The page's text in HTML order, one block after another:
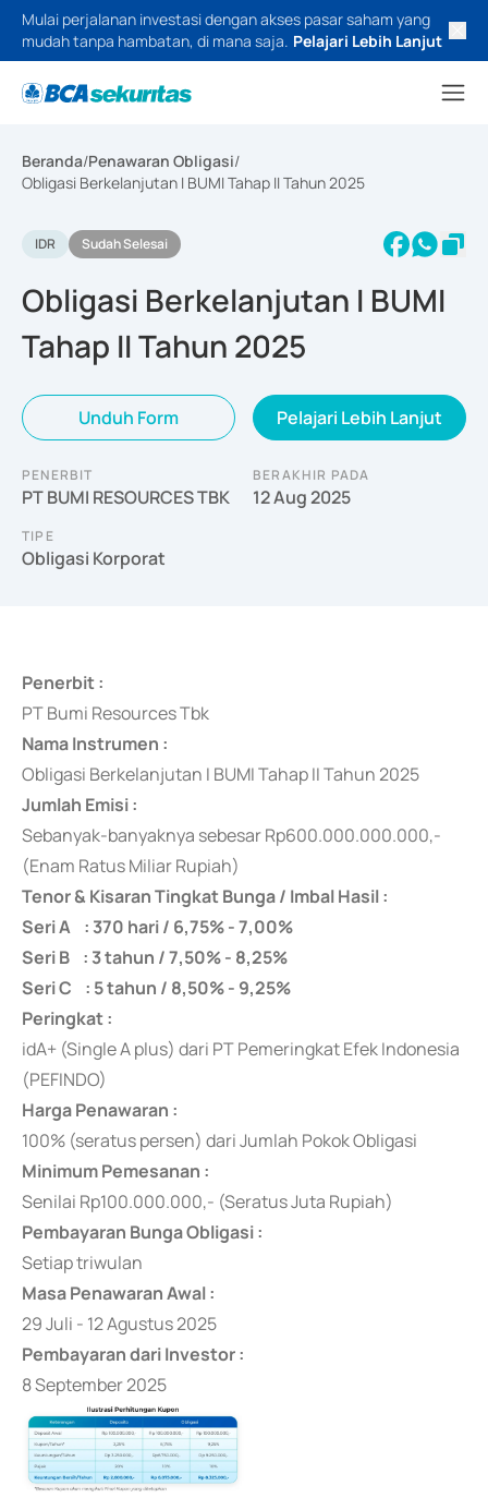
Mulai perjalanan investasi dengan akses pasar saham yang
mudah tanpa hambatan, di mana saja. Pelajari Lebih Lanjut
Beranda/Penawaran Obligasi/
Obligasi Berkelanjutan I BUMI Tahap II Tahun 2025
IDR Sudah Selesai
Obligasi Berkelanjutan I BUMI
Tahap II Tahun 2025
Unduh Form Pelajari Lebih Lanjut
PENERBIT
PT BUMI RESOURCES TBK
BERAKHIR PADA
12 Aug 2025
TIPE
Obligasi Korporat
Penerbit :
PT Bumi Resources Tbk
Nama Instrumen :
Obligasi Berkelanjutan I BUMI Tahap II Tahun 2025
Jumlah Emisi :
Sebanyak-banyaknya sebesar Rp600.000.000.000,-
(Enam Ratus Miliar Rupiah)
Tenor & Kisaran Tingkat Bunga / Imbal Hasil :
Seri A : 370 hari / 6,75% - 7,00%
Seri B : 3 tahun / 7,50% - 8,25%
Seri C : 5 tahun / 8,50% - 9,25%
Peringkat :
idA+ (Single A plus) dari PT Pemeringkat Efek Indonesia
(PEFINDO)
Harga Penawaran :
100% (seratus persen) dari Jumlah Pokok Obligasi
Minimum Pemesanan :
Senilai Rp100.000.000,- (Seratus Juta Rupiah)
Pembayaran Bunga Obligasi :
Setiap triwulan
Masa Penawaran Awal :
29 Juli - 12 Agustus 2025
Pembayaran dari Investor :
8 September 2025